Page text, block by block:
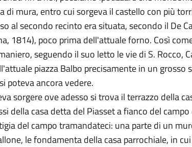
di mura, entro cui sorgeva il castello con più
al secondo recinto era situata, secondo il De
1814), poco prima dell'attuale forno. Così
seguendo il suo letto le vie di S. Rocco,
piazza Balbo precisamente in un grosso
poteva ancora vedere.
sorgere ove adesso si trova il terrazzo della
della casa detta del Piasset a fianco del campo
del campo tramandateci: una parte di un
le fondamenta della casa parrochiale, in